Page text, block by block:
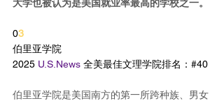
大学也被认为是美国就业率最高的学校之一。
03
伯里亚学院
2025 U.S.News 全美最佳文理学院排名：#40
伯里亚学院是美国南方的第一所跨种族、男女